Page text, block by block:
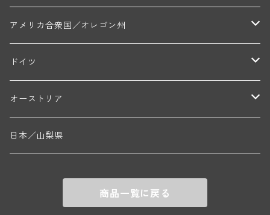
エマニュエル・ルジェ(フラジェ・エシェゾー)
ニコラ・ルジェ(フラジェ・エシェゾー)
ドニ・ペール・エ・フィス(ペルナン・ヴェルジュレス)
コント・ラフォン(ムルソー)
フランソワ・ミクルスキ(ムルソー)
フランク・ジュイヤール(ジュリエナ)
ギイ・ブルトン(モルゴン)
ディディエ・ダグノー(プイィ・フュメ)
レジス・ミネ(プイィ・フュメ)
トゥーレーヌ地区
ド・ラ・ノブレ(シノン)
アルボワ
ペリカン
アメリカ合衆国／オレゴン州
ウィラメット・ヴァレー
ニコラ・ジェイ
ドイツ
ラインガウ
ゲオルグ・ブロイヤー
フランケン
オーストリア
テルメンレギオン
セップ・モーザ―
カンプタール
日本／山梨県
商品一覧に戻る